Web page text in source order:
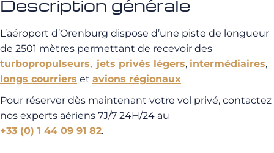
Description générale
L’aéroport d’Orenburg dispose d’une piste de longueur
de 2501 mètres permettant de recevoir des
turbopropulseurs, jets privés légers, intermédiaires,
longs courriers et avions régionaux
Pour réserver dès maintenant votre vol privé, contactez
nos experts aériens 7J/7 24H/24 au
+33 (0) 1 44 09 91 82.